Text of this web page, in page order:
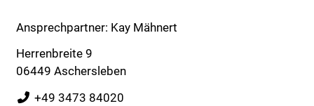
Ansprechpartner: Kay Mähnert
Herrenbreite 9
06449 Aschersleben
+49 3473 84020